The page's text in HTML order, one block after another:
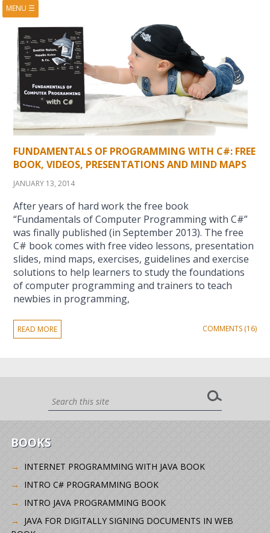
MENU ☰
BOOKS
COURSES
VIDEOS
PRESENTATIONS
RESEARCH
PUBLICATIONS
CONTACTS
RSS FEED
FUNDAMENTALS OF PROGRAMMING WITH C#: FREE
BOOK, VIDEOS, PRESENTATIONS AND MIND MAPS
JANUARY 13, 2014
After years of hard work the free book
“Fundamentals of Computer Programming with C#”
was finally published (in September 2013). The free
C# book comes with free video lessons, presentation
slides, mind maps, exercises, guidelines and exercise
solutions to help learners to study the foundations
of computer programming and trainers to teach
newbies in programming,
READ MORE COMMENTS (16)
BOOKS
INTERNET PROGRAMMING WITH JAVA BOOK
INTRO C# PROGRAMMING BOOK
INTRO JAVA PROGRAMMING BOOK
JAVA FOR DIGITALLY SIGNING DOCUMENTS IN WEB